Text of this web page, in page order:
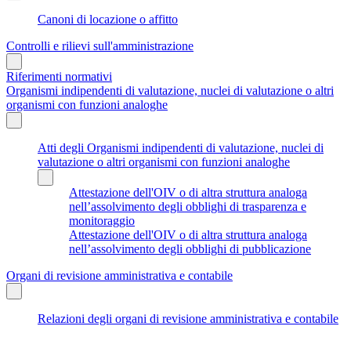
Canoni di locazione o affitto
Controlli e rilievi sull'amministrazione
Riferimenti normativi
Organismi indipendenti di valutazione, nuclei di valutazione o altri
organismi con funzioni analoghe
Atti degli Organismi indipendenti di valutazione, nuclei di
valutazione o altri organismi con funzioni analoghe
Attestazione dell'OIV o di altra struttura analoga
nell’assolvimento degli obblighi di trasparenza e
monitoraggio
Attestazione dell'OIV o di altra struttura analoga
nell’assolvimento degli obblighi di pubblicazione
Organi di revisione amministrativa e contabile
Relazioni degli organi di revisione amministrativa e contabile